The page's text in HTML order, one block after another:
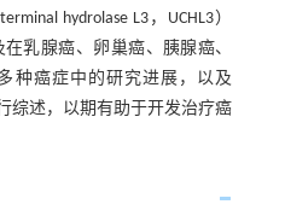
hydrolase L3，UCHL3）
乳腺癌、卵巢癌、胰腺癌、
种癌症中的研究进展，以及
综述，以期有助于开发治疗癌